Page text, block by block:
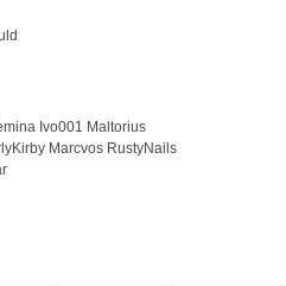
Ivo001 Maltorius
Marcvos RustyNails